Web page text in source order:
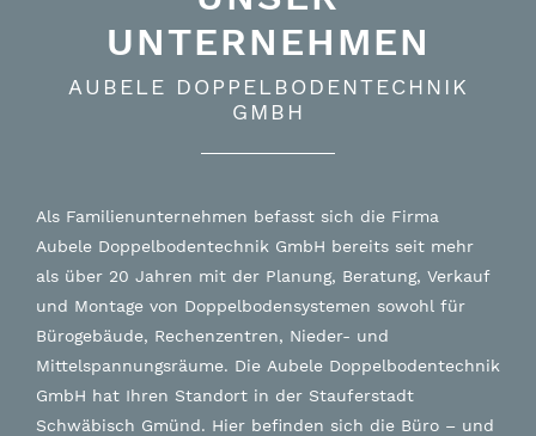
UNTERNEHMEN
AUBELE DOPPELBODENTECHNIK
GMBH
Als Familienunternehmen befasst sich die Firma
Aubele Doppelbodentechnik GmbH bereits seit mehr
als über 20 Jahren mit der Planung, Beratung, Verkauf
und Montage von Doppelbodensystemen sowohl für
Bürogebäude, Rechenzentren, Nieder- und
Mittelspannungsräume. Die Aubele Doppelbodentechnik
GmbH hat Ihren Standort in der Stauferstadt
Schwäbisch Gmünd. Hier befinden sich die Büro – und